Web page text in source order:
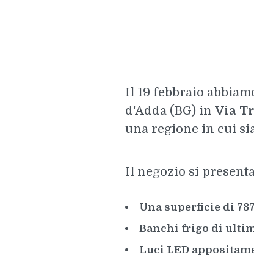
Il 19 febbraio
d'Adda (BG) in Via
una regione in cui
Il negozio si
Una superficie di
Banchi frigo di
Luci LED